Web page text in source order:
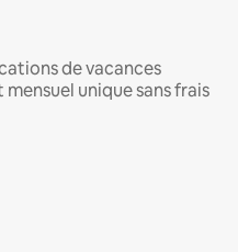
de vacances
unique sans frais